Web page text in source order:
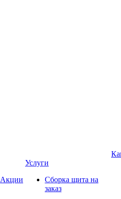
Акции
Услуги
Сборка щита на
заказ